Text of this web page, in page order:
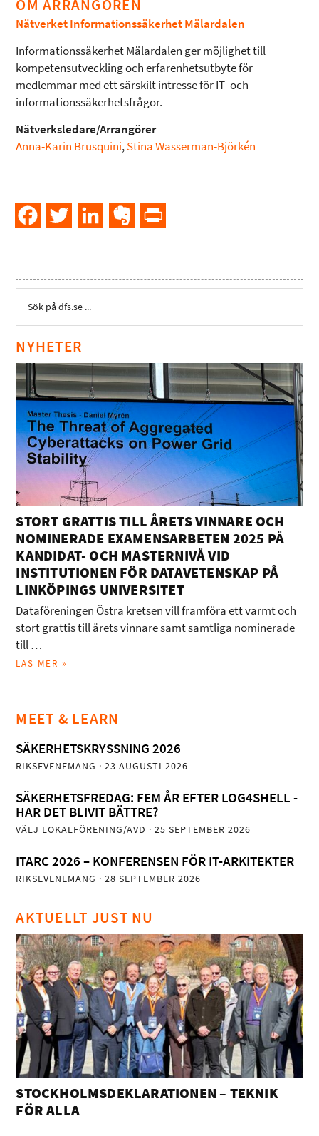
OM ARRANGÖREN
Nätverket Informationssäkerhet Mälardalen
Informationssäkerhet Mälardalen ger möjlighet till
kompetensutveckling och erfarenhetsutbyte för
medlemmar med ett särskilt intresse för IT- och
informationssäkerhetsfrågor.
Nätverksledare/Arrangörer
Anna-Karin Brusquini,Stina Wasserman-Björkén
FacebookTwitter LinkedInEvernote
NYHETER
STORT GRATTIS TILL ÅRETS VINNARE OCH
NOMINERADE EXAMENSARBETEN 2025 PÅ
KANDIDAT- OCH MASTERNIVÅ VID
INSTITUTIONEN FÖR DATAVETENSKAP PÅ
LINKÖPINGS UNIVERSITET
Dataföreningen Östra kretsen vill framföra ett varmt och
stort grattis till årets vinnare samt samtliga nominerade
till …
LÄS MER »
MEET & LEARN
SÄKERHETSKRYSSNING 2026
RIKSEVENEMANG · 23 AUGUSTI 2026
SÄKERHETSFREDAG: FEM ÅR EFTER LOG4SHELL -
HAR DET BLIVIT BÄTTRE?
VÄLJ LOKALFÖRENING/AVD · 25 SEPTEMBER 2026
ITARC 2026 – KONFERENSEN FÖR IT-ARKITEKTER
RIKSEVENEMANG · 28 SEPTEMBER 2026
AKTUELLT JUST NU
STOCKHOLMSDEKLARATIONEN – TEKNIK
FÖR ALLA